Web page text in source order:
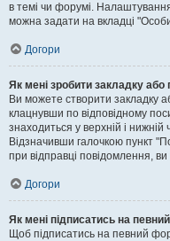
в темі чи форумі.
можна задати на вкладці
Догори
Як мені зробити закладку
Ви можете створити закладку
клацнувши по відповідному
знаходиться у верхній і нижній
Відзначивши галочкою пункт
при відправці повідомлення,
Догори
Як мені підписатись на
Щоб підписатись на певний